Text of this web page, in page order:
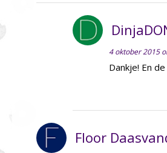
4 oktober 2015
Dankje! En
Floor